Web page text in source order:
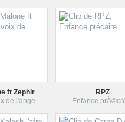
ft Zephir
de l'ange
RPZ
Enfance